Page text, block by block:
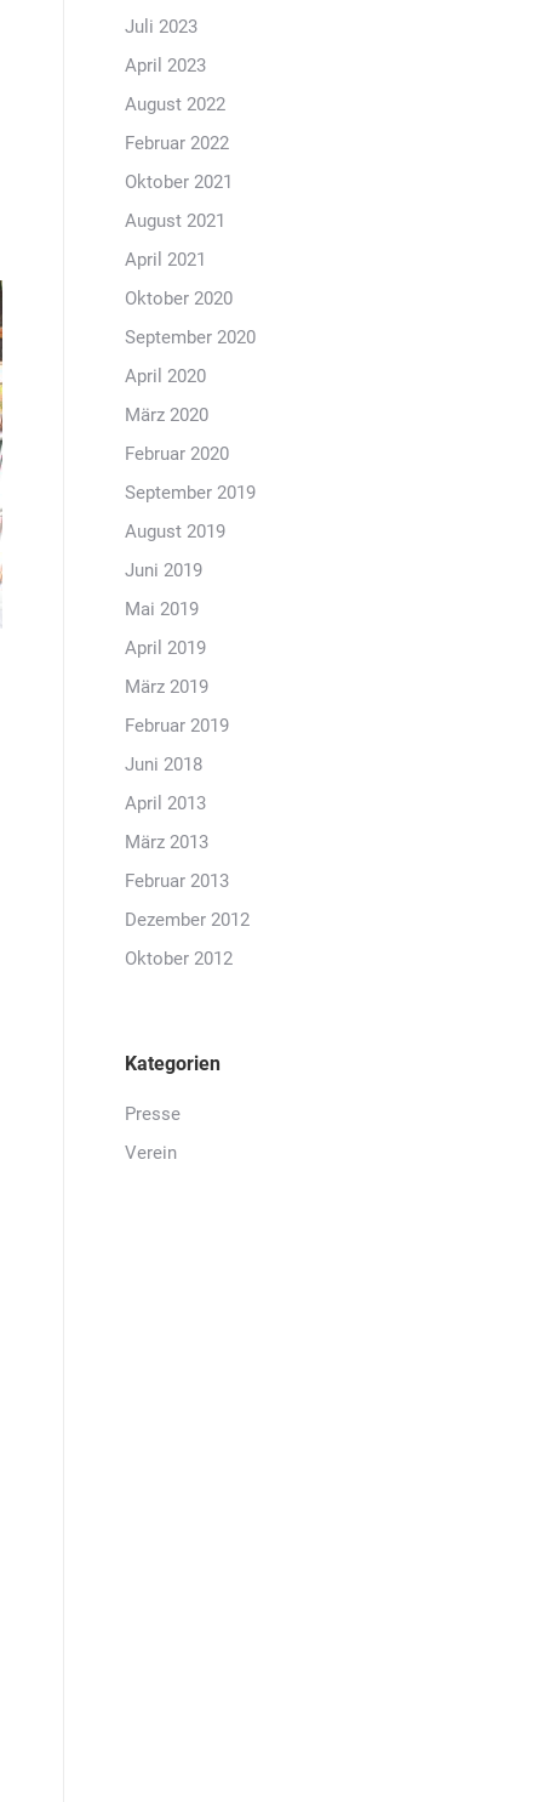
Juli 2023
April 2023
August 2022
Februar 2022
Oktober 2021
August 2021
April 2021
Oktober 2020
September 2020
April 2020
März 2020
Februar 2020
September 2019
August 2019
Juni 2019
Mai 2019
April 2019
März 2019
Februar 2019
Juni 2018
April 2013
März 2013
Februar 2013
Dezember 2012
Oktober 2012
Kategorien
Presse
Verein